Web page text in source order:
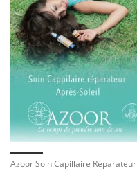
Azoor Soin Capillaire Réparateur